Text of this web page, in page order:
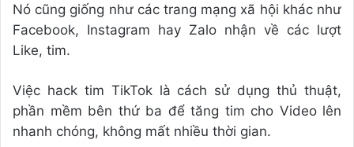
Nó cũng giống như các trang mạng xã hội khác như
Facebook, Instagram hay Zalo nhận về các lượt
Like, tim.
Việc hack tim TikTok là cách sử dụng thủ thuật,
phần mềm bên thứ ba để tăng tim cho Video lên
nhanh chóng, không mất nhiều thời gian.